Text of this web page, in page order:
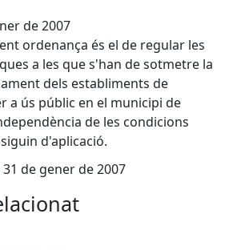
de 2007
ordenança és el de regular les
a les que s'han de sotmetre la
dels establiments de
a ús públic en el municipi de
de les condicions
d'aplicació.
de gener de 2007